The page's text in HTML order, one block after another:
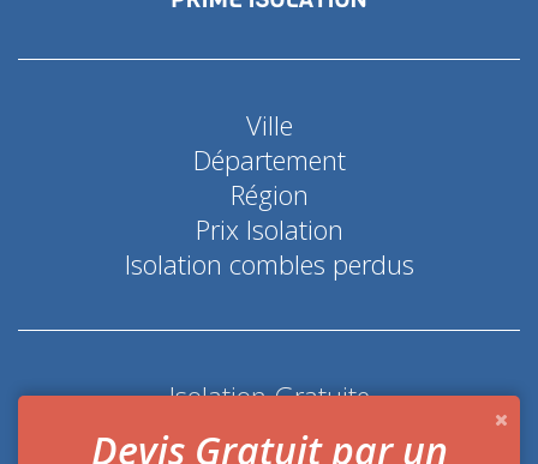
Ville
Département
Région
Prix Isolation
Isolation combles perdus
Isolation Gratuite
Coup de pouce économie d'énergie
Devis Gratuit par un